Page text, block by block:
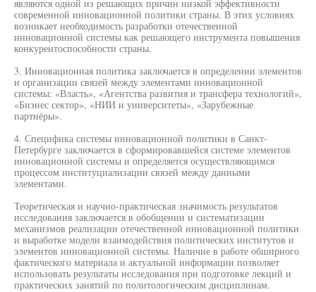
являются одной из решающих причин низкой эффективности
современной инновационной политики страны. В этих условиях
возникает необходимость разработки отечественной
инновационной системы как решающего инструмента повышения
конкурентоспособности страны.
3. Инновационная политика заключается в определении элементов
и организации связей между элементами инновационной
системы: «Власть», «Агентства развития и трансфера технологий»,
«Бизнес сектор», «НИИ и университеты», «Зарубежные
партнёры».
4. Специфика системы инновационной политики в Санкт-
Петербурге заключается в сформировавшейся системе элементов
инновационной системы и определяется осуществляющимся
процессом институциализации связей между данными
элементами.
Теоретическая и научно-практическая значимость результатов
исследования заключается в обобщении и систематизации
механизмов реализации отечественной инновационной политики
и выработке модели взаимодействия политических институтов и
элементов инновационной системы. Наличие в работе обширного
фактического материала и актуальной информации позволяет
использовать результаты исследования при подготовке лекций и
практических занятий по политологическим дисциплинам.